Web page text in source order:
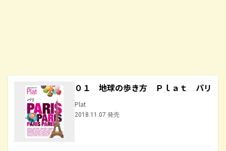
０１ 地球の歩き方 Ｐｌａｔ パリ
Plat
2018.11.07 発売